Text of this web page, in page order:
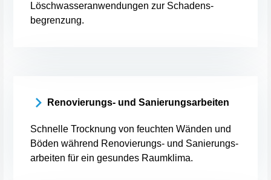
Löschwasseranwendungen zur Schadens-
begrenzung.
Renovierungs- und Sanierungsarbeiten
Schnelle Trocknung von feuchten Wänden und
Böden während Renovierungs- und Sanierungs-
arbeiten für ein gesundes Raumklima.